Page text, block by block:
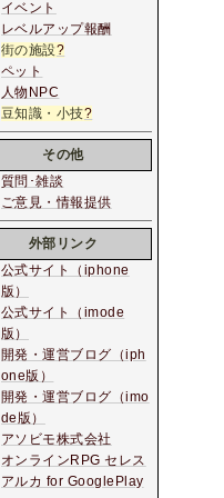
イベント
レベルアップ報酬
街の施設?
ペット
人物NPC
豆知識・小技?
その他
質問･雑談
ご意見・情報提供
外部リンク
公式サイト（iphone
版）
公式サイト（imode
版）
開発・運営ブログ（iph
one版）
開発・運営ブログ（imo
de版）
アソビモ株式会社
オンラインRPG セレス
アルカ for GooglePlay